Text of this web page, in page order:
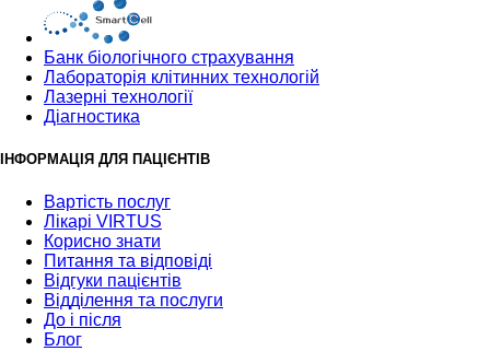
Банк бiологiчного страхування
Лабораторія клітинних технологій
Лазерні технології
Діагностика
ІНФОРМАЦІЯ ДЛЯ ПАЦІЄНТІВ
Вартість послуг
Лікарі VIRTUS
Корисно знати
Питання та відповіді
Відгуки пацієнтів
Відділення та послуги
До і після
Блог